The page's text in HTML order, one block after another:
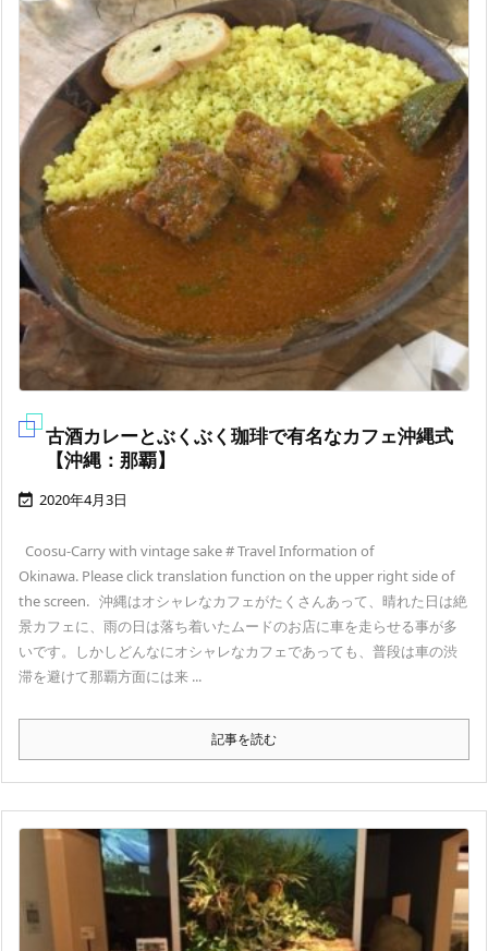
古酒カレーとぶくぶく珈琲で有名なカフェ沖縄式
【沖縄：那覇】
 2020年4月3日
Coosu-Carry with vintage sake # Travel Information of
Okinawa. Please click translation function on the upper right side of
the screen. 沖縄はオシャレなカフェがたくさんあって、晴れた日は絶
景カフェに、雨の日は落ち着いたムードのお店に車を走らせる事が多
いです。しかしどんなにオシャレなカフェであっても、普段は車の渋
滞を避けて那覇方面には来 ...
記事を読む